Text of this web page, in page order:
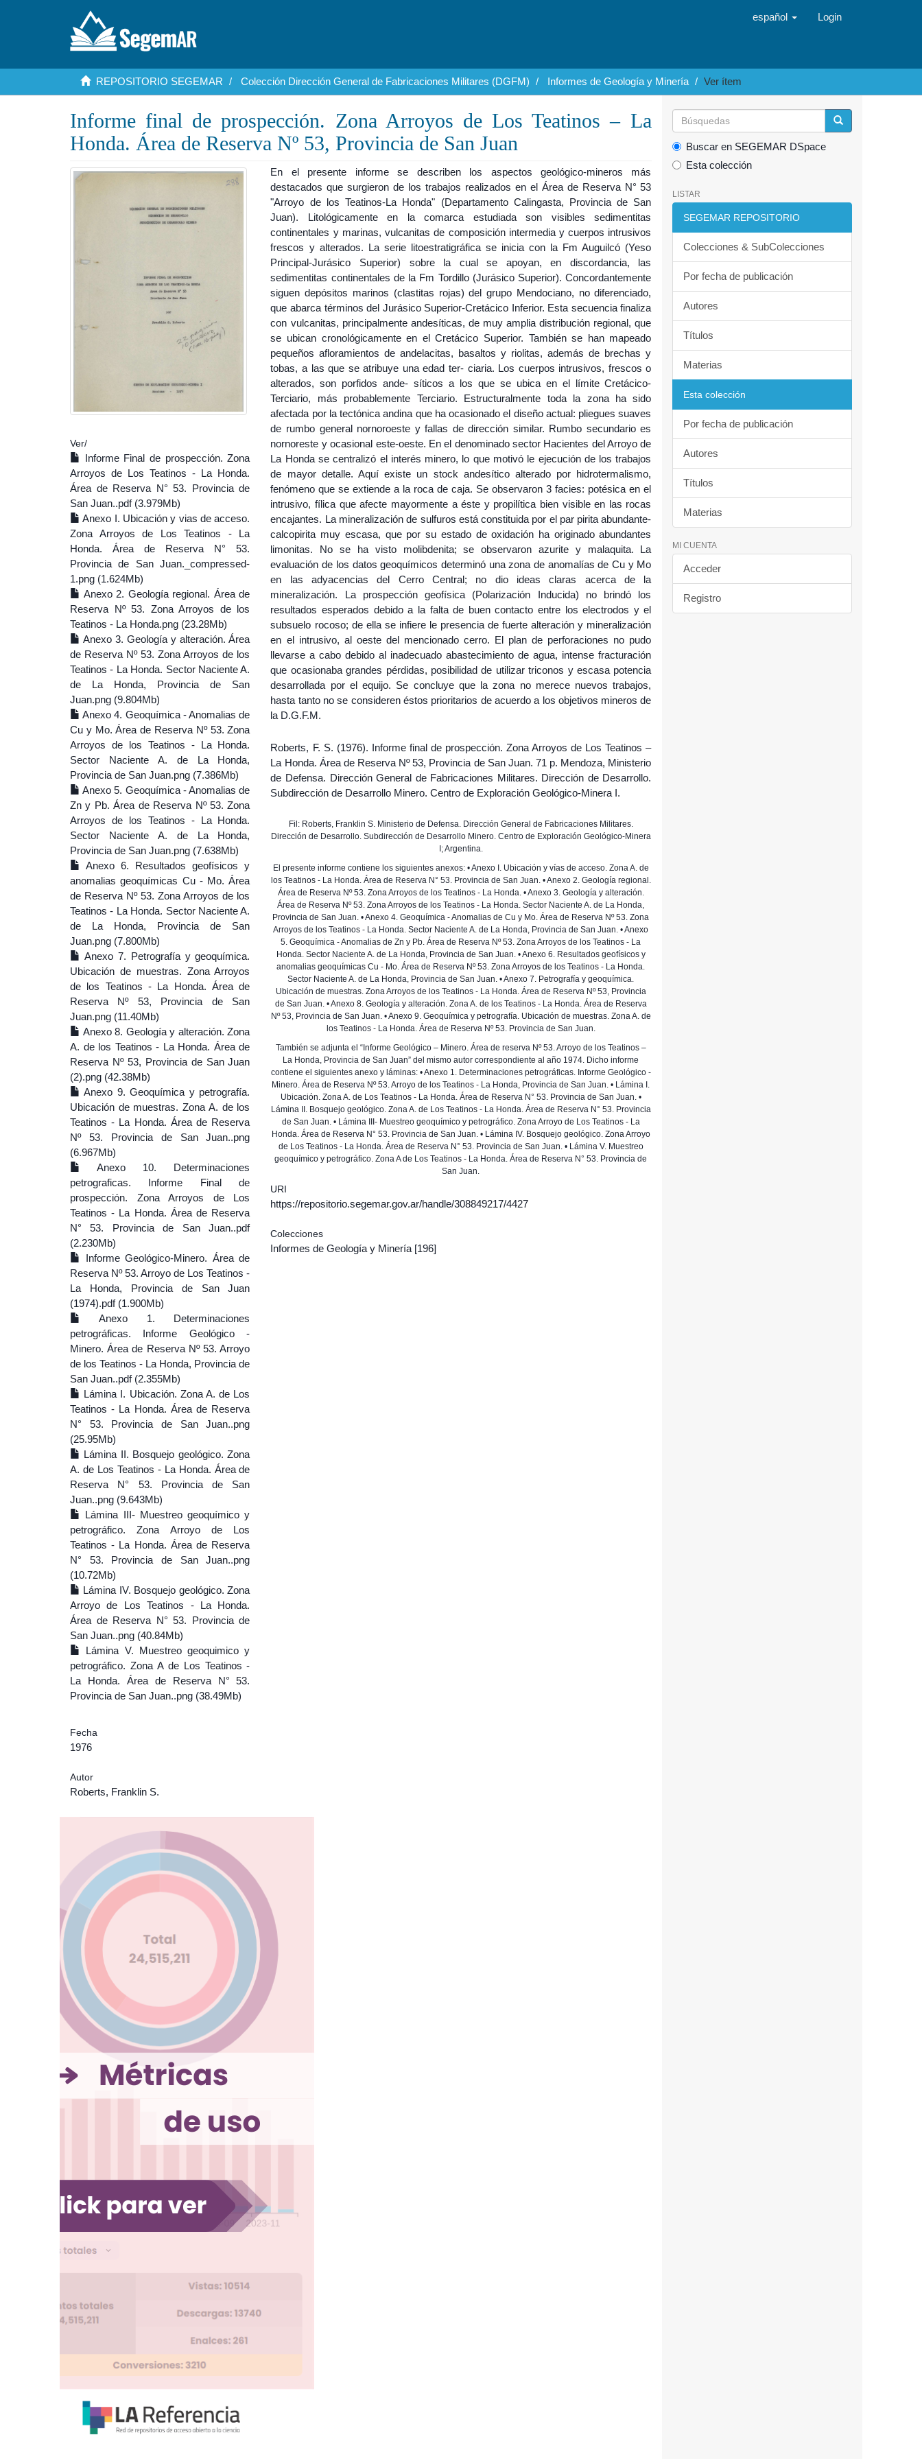
español Login
REPOSITORIO SEGEMAR Colección Dirección General de Fabricaciones Militares (DGFM) Informes de Geología y Minería Ver ítem
Informe final de prospección. Zona Arroyos de Los Teatinos – La
Honda. Área de Reserva Nº 53, Provincia de San Juan
Ver/
Informe Final de prospección. Zona
Arroyos de Los Teatinos - La Honda.
Área de Reserva N° 53. Provincia de
San Juan..pdf (3.979Mb)
Anexo I. Ubicación y vias de acceso.
Zona Arroyos de Los Teatinos - La
Honda. Área de Reserva N° 53.
Provincia de San Juan._compressed-
1.png (1.624Mb)
Anexo 2. Geología regional. Área de
Reserva Nº 53. Zona Arroyos de los
Teatinos - La Honda.png (23.28Mb)
Anexo 3. Geología y alteración. Área
de Reserva Nº 53. Zona Arroyos de los
Teatinos - La Honda. Sector Naciente A.
de La Honda, Provincia de San
Juan.png (9.804Mb)
Anexo 4. Geoquímica - Anomalias de
Cu y Mo. Área de Reserva Nº 53. Zona
Arroyos de los Teatinos - La Honda.
Sector Naciente A. de La Honda,
Provincia de San Juan.png (7.386Mb)
Anexo 5. Geoquímica - Anomalias de
Zn y Pb. Área de Reserva Nº 53. Zona
Arroyos de los Teatinos - La Honda.
Sector Naciente A. de La Honda,
Provincia de San Juan.png (7.638Mb)
Anexo 6. Resultados geofísicos y
anomalias geoquímicas Cu - Mo. Área
de Reserva Nº 53. Zona Arroyos de los
Teatinos - La Honda. Sector Naciente A.
de La Honda, Provincia de San
Juan.png (7.800Mb)
Anexo 7. Petrografía y geoquímica.
Ubicación de muestras. Zona Arroyos
de los Teatinos - La Honda. Área de
Reserva Nº 53, Provincia de San
Juan.png (11.40Mb)
Anexo 8. Geología y alteración. Zona
A. de los Teatinos - La Honda. Área de
Reserva Nº 53, Provincia de San Juan
(2).png (42.38Mb)
Anexo 9. Geoquímica y petrografía.
Ubicación de muestras. Zona A. de los
Teatinos - La Honda. Área de Reserva
Nº 53. Provincia de San Juan..png
(6.967Mb)
Anexo 10. Determinaciones
petrograficas. Informe Final de
prospección. Zona Arroyos de Los
Teatinos - La Honda. Área de Reserva
N° 53. Provincia de San Juan..pdf
(2.230Mb)
Informe Geológico-Minero. Área de
Reserva Nº 53. Arroyo de Los Teatinos -
La Honda, Provincia de San Juan
(1974).pdf (1.900Mb)
Anexo 1. Determinaciones
petrográficas. Informe Geológico -
Minero. Área de Reserva Nº 53. Arroyo
de los Teatinos - La Honda, Provincia de
San Juan..pdf (2.355Mb)
Lámina I. Ubicación. Zona A. de Los
Teatinos - La Honda. Área de Reserva
N° 53. Provincia de San Juan..png
(25.95Mb)
Lámina II. Bosquejo geológico. Zona
A. de Los Teatinos - La Honda. Área de
Reserva N° 53. Provincia de San
Juan..png (9.643Mb)
Lámina III- Muestreo geoquímico y
petrográfico. Zona Arroyo de Los
Teatinos - La Honda. Área de Reserva
N° 53. Provincia de San Juan..png
(10.72Mb)
Lámina IV. Bosquejo geológico. Zona
Arroyo de Los Teatinos - La Honda.
Área de Reserva N° 53. Provincia de
San Juan..png (40.84Mb)
Lámina V. Muestreo geoquimico y
petrográfico. Zona A de Los Teatinos -
La Honda. Área de Reserva N° 53.
Provincia de San Juan..png (38.49Mb)
Fecha
1976
Autor
Roberts, Franklin S.
En el presente informe se describen los aspectos geológico-mineros más
destacados que surgieron de los trabajos realizados en el Área de Reserva N° 53
"Arroyo de los Teatinos-La Honda" (Departamento Calingasta, Provincia de San
Juan). Litológicamente en la comarca estudiada son visibles sedimentitas
continentales y marinas, vulcanitas de composición intermedia y cuerpos intrusivos
frescos y alterados. La serie litoestratigráfica se inicia con la Fm Auguilcó (Yeso
Principal-Jurásico Superior) sobre la cual se apoyan, en discordancia, las
sedimentitas continentales de la Fm Tordillo (Jurásico Superior). Concordantemente
siguen depósitos marinos (clastitas rojas) del grupo Mendociano, no diferenciado,
que abarca términos del Jurásico Superior-Cretácico Inferior. Esta secuencia finaliza
con vulcanitas, principalmente andesíticas, de muy amplia distribución regional, que
se ubican cronológicamente en el Cretácico Superior. También se han mapeado
pequeños afloramientos de andelacitas, basaltos y riolitas, además de brechas y
tobas, a las que se atribuye una edad ter- ciaria. Los cuerpos intrusivos, frescos o
alterados, son porfidos ande- síticos a los que se ubica en el límite Cretácico-
Terciario, más probablemente Terciario. Estructuralmente toda la zona ha sido
afectada por la tectónica andina que ha ocasionado el diseño actual: pliegues suaves
de rumbo general nornoroeste y fallas de dirección similar. Rumbo secundario es
nornoreste y ocasional este-oeste. En el denominado sector Hacientes del Arroyo de
La Honda se centralizó el interés minero, lo que motivó le ejecución de los trabajos
de mayor detalle. Aquí existe un stock andesítico alterado por hidrotermalismo,
fenómeno que se extiende a la roca de caja. Se observaron 3 facies: potésica en el
intrusivo, fílica que afecte mayormente a éste y propilítica bien visible en las rocas
encajantes. La mineralización de sulfuros está constituida por el par pirita abundante-
calcopirita muy escasa, que por su estado de oxidación ha originado abundantes
limonitas. No se ha visto molibdenita; se observaron azurite y malaquita. La
evaluación de los datos geoquímicos determinó una zona de anomalías de Cu y Mo
en las adyacencias del Cerro Central; no dio ideas claras acerca de la
mineralización. La prospección geofísica (Polarización Inducida) no brindó los
resultados esperados debido a la falta de buen contacto entre los electrodos y el
subsuelo rocoso; de ella se infiere le presencia de fuerte alteración y mineralización
en el intrusivo, al oeste del mencionado cerro. El plan de perforaciones no pudo
llevarse a cabo debido al inadecuado abastecimiento de agua, intense fracturación
que ocasionaba grandes pérdidas, posibilidad de utilizar triconos y escasa potencia
desarrollada por el equijo. Se concluye que la zona no merece nuevos trabajos,
hasta tanto no se consideren éstos prioritarios de acuerdo a los objetivos mineros de
la D.G.F.M.
Roberts, F. S. (1976). Informe final de prospección. Zona Arroyos de Los Teatinos –
La Honda. Área de Reserva Nº 53, Provincia de San Juan. 71 p. Mendoza, Ministerio
de Defensa. Dirección General de Fabricaciones Militares. Dirección de Desarrollo.
Subdirección de Desarrollo Minero. Centro de Exploración Geológico-Minera I.
Fil: Roberts, Franklin S. Ministerio de Defensa. Dirección General de Fabricaciones Militares.
Dirección de Desarrollo. Subdirección de Desarrollo Minero. Centro de Exploración Geológico-Minera
I; Argentina.
El presente informe contiene los siguientes anexos: • Anexo I. Ubicación y vías de acceso. Zona A. de
los Teatinos - La Honda. Área de Reserva N° 53. Provincia de San Juan. • Anexo 2. Geología regional.
Área de Reserva Nº 53. Zona Arroyos de los Teatinos - La Honda. • Anexo 3. Geología y alteración.
Área de Reserva Nº 53. Zona Arroyos de los Teatinos - La Honda. Sector Naciente A. de La Honda,
Provincia de San Juan. • Anexo 4. Geoquímica - Anomalias de Cu y Mo. Área de Reserva Nº 53. Zona
Arroyos de los Teatinos - La Honda. Sector Naciente A. de La Honda, Provincia de San Juan. • Anexo
5. Geoquímica - Anomalias de Zn y Pb. Área de Reserva Nº 53. Zona Arroyos de los Teatinos - La
Honda. Sector Naciente A. de La Honda, Provincia de San Juan. • Anexo 6. Resultados geofísicos y
anomalias geoquímicas Cu - Mo. Área de Reserva Nº 53. Zona Arroyos de los Teatinos - La Honda.
Sector Naciente A. de La Honda, Provincia de San Juan. • Anexo 7. Petrografía y geoquímica.
Ubicación de muestras. Zona Arroyos de los Teatinos - La Honda. Área de Reserva Nº 53, Provincia
de San Juan. • Anexo 8. Geología y alteración. Zona A. de los Teatinos - La Honda. Área de Reserva
Nº 53, Provincia de San Juan. • Anexo 9. Geoquímica y petrografía. Ubicación de muestras. Zona A. de
los Teatinos - La Honda. Área de Reserva Nº 53. Provincia de San Juan.
También se adjunta el “Informe Geológico – Minero. Área de reserva Nº 53. Arroyo de los Teatinos –
La Honda, Provincia de San Juan” del mismo autor correspondiente al año 1974. Dicho informe
contiene el siguientes anexo y láminas: • Anexo 1. Determinaciones petrográficas. Informe Geológico -
Minero. Área de Reserva Nº 53. Arroyo de los Teatinos - La Honda, Provincia de San Juan. • Lámina I.
Ubicación. Zona A. de Los Teatinos - La Honda. Área de Reserva N° 53. Provincia de San Juan. •
Lámina II. Bosquejo geológico. Zona A. de Los Teatinos - La Honda. Área de Reserva N° 53. Provincia
de San Juan. • Lámina III- Muestreo geoquímico y petrográfico. Zona Arroyo de Los Teatinos - La
Honda. Área de Reserva N° 53. Provincia de San Juan. • Lámina IV. Bosquejo geológico. Zona Arroyo
de Los Teatinos - La Honda. Área de Reserva N° 53. Provincia de San Juan. • Lámina V. Muestreo
geoquímico y petrográfico. Zona A de Los Teatinos - La Honda. Área de Reserva N° 53. Provincia de
San Juan.
URI
https://repositorio.segemar.gov.ar/handle/308849217/4427
Colecciones
Informes de Geología y Minería [196]
Buscar en SEGEMAR DSpace
Esta colección
LISTAR
SEGEMAR REPOSITORIO
Colecciones & SubColecciones
Por fecha de publicación
Autores
Títulos
Materias
Esta colección
Por fecha de publicación
Autores
Títulos
Materias
MI CUENTA
Acceder
Registro